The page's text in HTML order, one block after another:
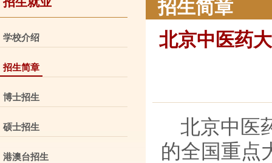
学校介绍
招生简章
博士招生
硕士招生
港澳台招生
招生简章
北京中医药
北京中医
的全国重点